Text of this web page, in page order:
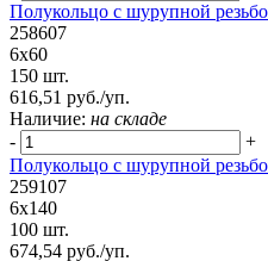
Полукольцо с шурупной
258607
6х60
150 шт.
616,51 руб./уп.
Наличие: на складе
-
+
Полукольцо с шурупной
259107
6х140
100 шт.
674,54 руб./уп.